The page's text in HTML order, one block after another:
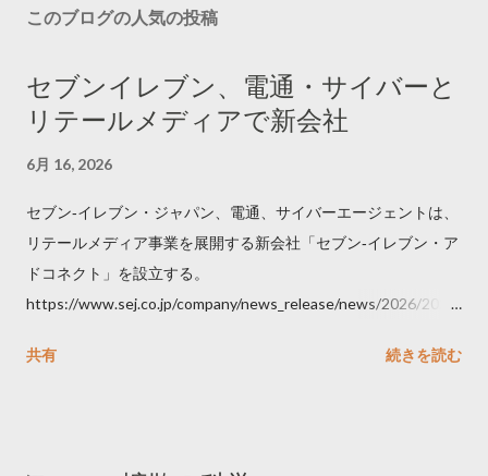
このブログの人気の投稿
セブンイレブン、電通・サイバーと
リテールメディアで新会社
6月 16, 2026
セブン‐イレブン・ジャパン、電通、サイバーエージェントは、
リテールメディア事業を展開する新会社「セブン‐イレブン・ア
ドコネクト」を設立する。
https://www.sej.co.jp/company/news_release/news/2026/2026
共有
続きを読む